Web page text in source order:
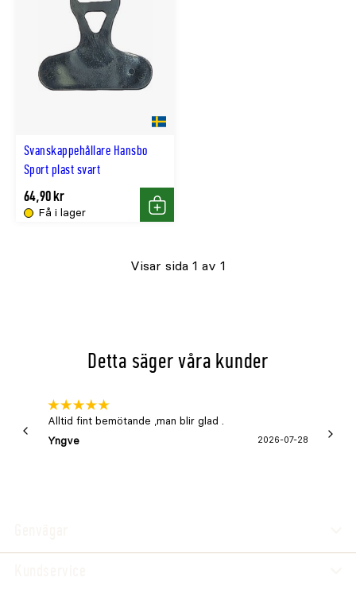
Svanskappehållare Hansbo
Sport plast svart
Få i lager
64,90 kr
Köp
Visar sida 1 av 1
Detta säger våra kunder
Alltid fint bemötande ,man blir glad .
Yngve
2026-07-28